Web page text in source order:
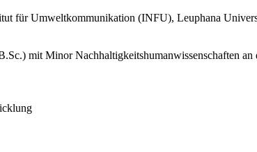
für Umweltkommunikation (INFU), Leuphana
mit Minor Nachhaltigkeitshumanwissenschaften